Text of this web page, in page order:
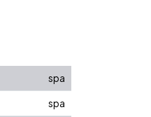
spa
spa